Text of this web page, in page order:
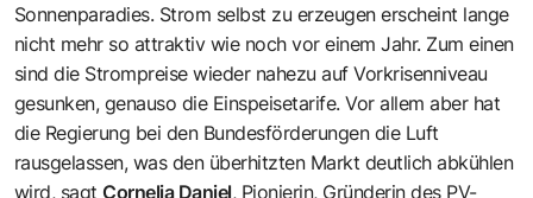
Sonnenparadies. Strom selbst zu erzeugen erscheint lange
nicht mehr so attraktiv wie noch vor einem Jahr. Zum einen
sind die Strompreise wieder nahezu auf Vorkrisenniveau
gesunken, genauso die Einspeisetarife. Vor allem aber hat
die Regierung bei den Bundesförderungen die Luft
rausgelassen, was den überhitzten Markt deutlich abkühlen
wird, sagtCornelia Daniel, Pionierin, Gründerin des PV-